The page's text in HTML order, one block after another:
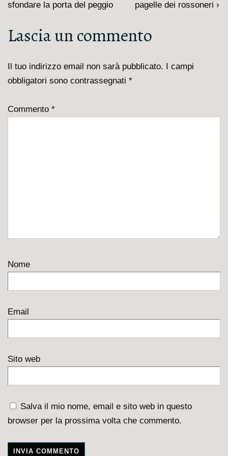
articoli
precedente
sfondare la porta del peggio
prossimo
è
pagelle dei rossoneri ›
Lascia un commento
Il tuo indirizzo email non sarà pubblicato. I campi
obbligatori sono contrassegnati *
Commento *
Nome
Email
Sito web
Salva il mio nome, email e sito web in questo
browser per la prossima volta che commento.